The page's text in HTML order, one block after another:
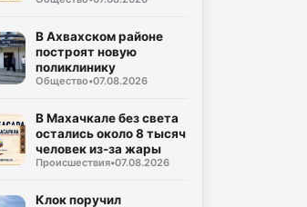
В Ахвахском районе
построят новую
поликлинику
Общество•07.08.2026
В Махачкале без света
остались около 8 тысяч
человек из-за жары
Происшествия•07.08.2026
Клок поручил